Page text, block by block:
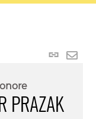
Lien
PRAZAK